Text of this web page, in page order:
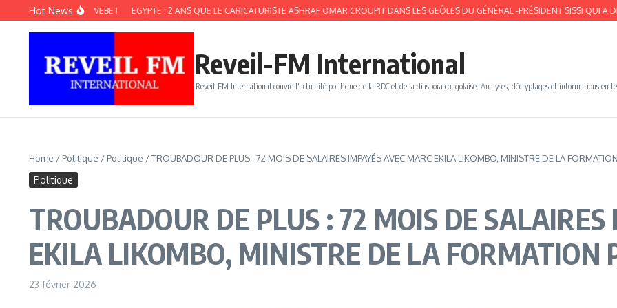
Aller au contenu
Hot News
Me LIRIS KWEBE ! EGYPTE : 2 ANS QUE LE CARICATURISTE ASHRAF OMAR CROUPIT DANS LES GEÔLES DU GÉNÉRAL -PRÉSIDENT SISSI QUI A DÉPLU !
Reveil-FM International
Reveil-FM International couvre l'actualité politique de la RDC et de la diaspora congolaise. Analyses, décryptages et informations en
Home / Politique / Politique /TROUBADOUR DE PLUS : 72 MOIS DE SALAIRES IMPAYÉS AVEC MARC EKILA LIKOMBO, MINISTRE DE LA
Politique
TROUBADOUR DE PLUS : 72 MOIS DE SALAIRES
EKILA LIKOMBO, MINISTRE DE LA FORMATION
23 février 2026